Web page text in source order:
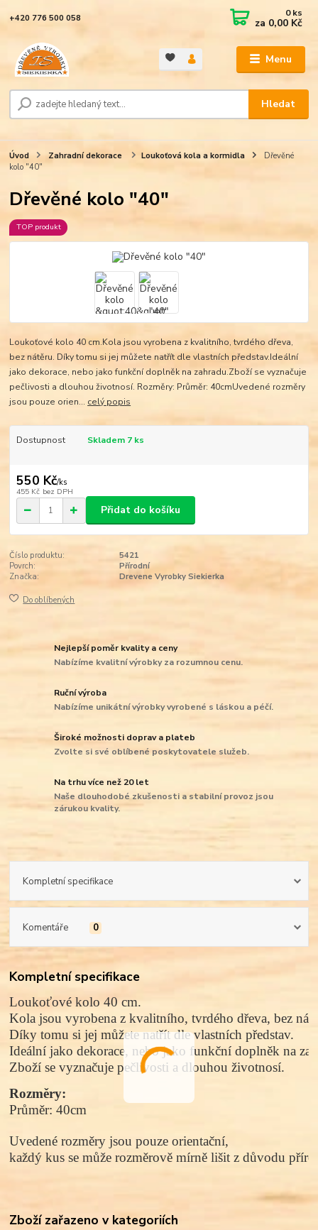
Menu
Hledat
+420 776 500 058 0ks
za 0,00 Kč
Úvod Zahradní dekorace Loukoťová kola a kormidla
Dřevěné
kolo "40"
Dřevěné kolo "40"
TOP produkt
Loukoťové kolo 40 cm.Kola jsou vyrobena z kvalitního, tvrdého dřeva,
bez nátěru. Díky tomu si jej můžete natřít dle vlastních představ.Ideální
jako dekorace, nebo jako funkční doplněk na zahradu.Zboží se vyznačuje
pečlivosti a dlouhou životnosí. Rozměry: Průměr: 40cmUvedené rozměry
jsou pouze orien... celý popis
Dostupnost Skladem 7 ks
550 Kč/ks
455 Kč bez DPH
Přidat do košíku
Číslo produktu:
5421
Povrch:
Přírodní
Značka:
Drevene Vyrobky Siekierka
Do oblíbených
Nejlepší poměr kvality a ceny
Nabízíme kvalitní výrobky za rozumnou cenu.
Ruční výroba
Nabízíme unikátní výrobky vyrobené s láskou a péčí.
Široké možnosti doprav a plateb
Zvolte si své oblíbené poskytovatele služeb.
Na trhu více než 20 let
Naše dlouhodobé zkušenosti a stabilní provoz jsou
zárukou kvality.
Kompletní specifikace
Komentáře 0
Kompletní specifikace
Loukoťové kolo 40 cm.
Kola jsou vyrobena z kvalitního, tvrdého dřeva, bez
Díky tomu si jej můžete natřít dle vlastních představ.
Ideální jako dekorace, nebo jako funkční doplněk na
Zboží se vyznačuje pečlivosti a dlouhou životnosí.
Rozměry:
Průměr: 40cm
Uvedené rozměry jsou pouze orientační,
každý kus se může rozměrově mírně lišit z důvodu
Zboží zařazeno v kategoriích